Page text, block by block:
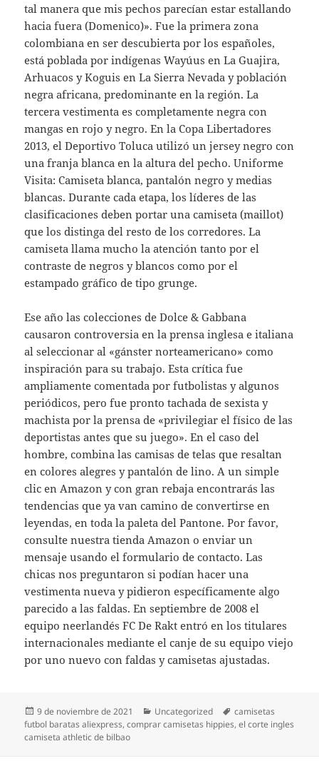
tal manera que mis pechos parecían estar estallando
hacia fuera (Domenico)». Fue la primera zona
colombiana en ser descubierta por los españoles,
está poblada por indígenas Wayúus en La Guajira,
Arhuacos y Koguis en La Sierra Nevada y población
negra africana, predominante en la región. La
tercera vestimenta es completamente negra con
mangas en rojo y negro. En la Copa Libertadores
2013, el Deportivo Toluca utilizó un jersey negro con
una franja blanca en la altura del pecho. Uniforme
Visita: Camiseta blanca, pantalón negro y medias
blancas. Durante cada etapa, los líderes de las
clasificaciones deben portar una camiseta (maillot)
que los distinga del resto de los corredores. La
camiseta llama mucho la atención tanto por el
contraste de negros y blancos como por el
estampado gráfico de tipo grunge.
Ese año las colecciones de Dolce & Gabbana
causaron controversia en la prensa inglesa e italiana
al seleccionar al «gánster norteamericano» como
inspiración para su trabajo. Esta crítica fue
ampliamente comentada por futbolistas y algunos
periódicos, pero fue pronto tachada de sexista y
machista por la prensa de «privilegiar el físico de las
deportistas antes que su juego». En el caso del
hombre, combina las camisas de telas que resaltan
en colores alegres y pantalón de lino. A un simple
clic en Amazon y con gran rebaja encontrarás las
tendencias que ya van camino de convertirse en
leyendas, en toda la paleta del Pantone. Por favor,
consulte nuestra tienda Amazon o enviar un
mensaje usando el formulario de contacto. Las
chicas nos preguntaron si podían hacer una
vestimenta nueva y pidieron específicamente algo
parecido a las faldas. En septiembre de 2008 el
equipo neerlandés FC De Rakt entró en los titulares
internacionales mediante el canje de su equipo viejo
por uno nuevo con faldas y camisetas ajustadas.
Publicado
el
9 de noviembre de 2021 Categorías
Uncategorized Etiquetas
camisetas
futbol baratas aliexpress,comprar camisetas hippies,el corte ingles
camiseta athletic de bilbao